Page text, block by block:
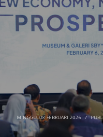
MINGGU, 08 FEBRUARI 2026 /